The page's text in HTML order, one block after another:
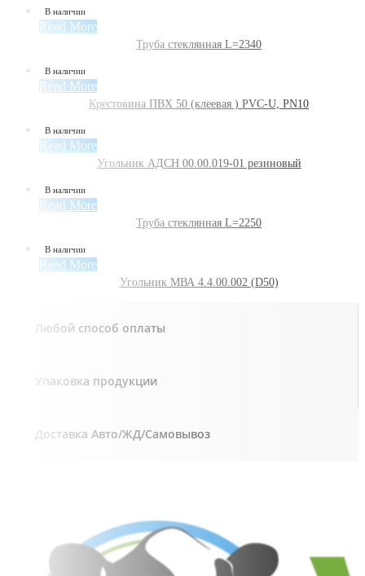
В наличии
Read More
Труба стеклянная L=2340
В наличии
Read More
Крестовина ПВХ 50 (клеевая ) PVC-U, PN10
В наличии
Read More
Угольник АДСН 00.00.019-01 резиновый
В наличии
Read More
Труба стеклянная L=2250
В наличии
Read More
Угольник МВА 4.4.00.002 (D50)
Любой способ оплаты
Упаковка продукции
Доставка Авто/ЖД/Самовывоз